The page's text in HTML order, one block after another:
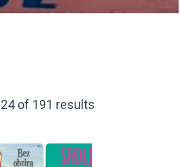
of 191 results